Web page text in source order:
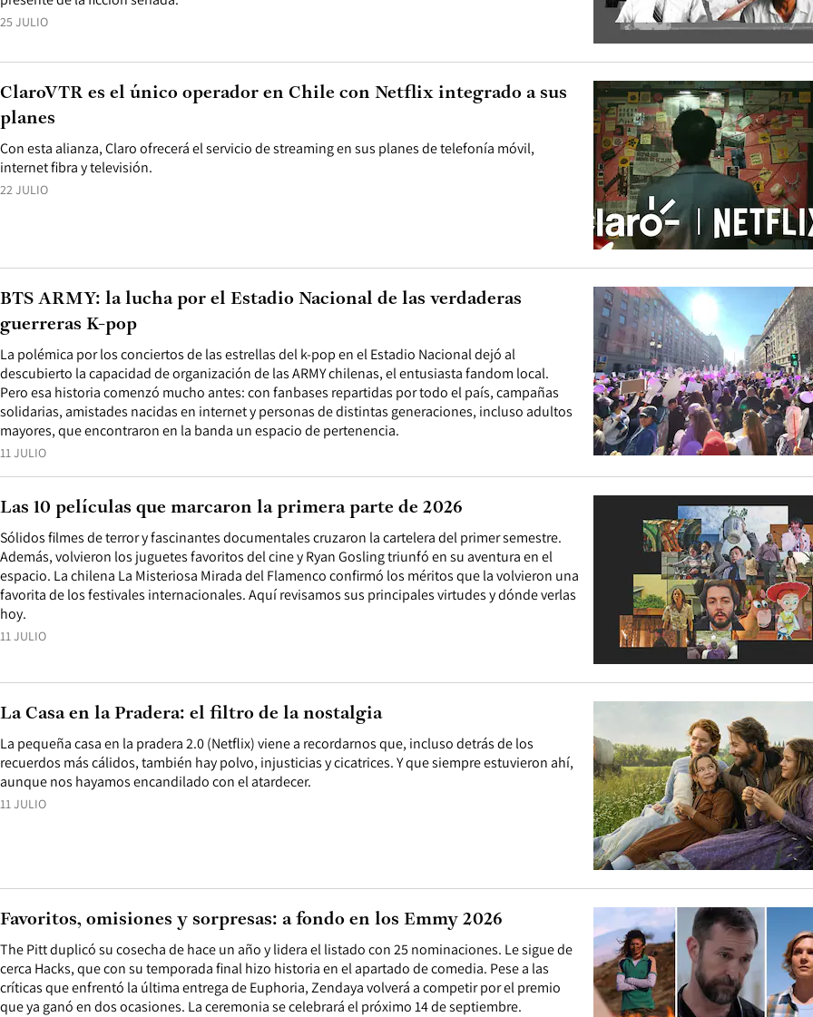
25 JULIO
22 JULIO
Con esta alianza, Claro ofrecerá el servicio de streaming en sus planes de telefonía móvil,
internet fibra y televisión.
​​Claro​VTR​ es el único operador en Chile con Netflix integrado a sus
planes
11 JULIO
La polémica por los conciertos de las estrellas del k-pop en el Estadio Nacional dejó al
descubierto la capacidad de organización de las ARMY chilenas, el entusiasta fandom local.
Pero esa historia comenzó mucho antes: con fanbases repartidas por todo el país, campañas
solidarias, amistades nacidas en internet y personas de distintas generaciones, incluso adultos
mayores, que encontraron en la banda un espacio de pertenencia.
BTS ARMY: la lucha por el Estadio Nacional de las verdaderas
guerreras K-pop
11 JULIO
Sólidos filmes de terror y fascinantes documentales cruzaron la cartelera del primer semestre.
Además, volvieron los juguetes favoritos del cine y Ryan Gosling triunfó en su aventura en el
espacio. La chilena La Misteriosa Mirada del Flamenco confirmó los méritos que la volvieron una
favorita de los festivales internacionales. Aquí revisamos sus principales virtudes y dónde verlas
hoy.
Las 10 películas que marcaron la primera parte de 2026
11 JULIO
La pequeña casa en la pradera 2.0 (Netflix) viene a recordarnos que, incluso detrás de los
recuerdos más cálidos, también hay polvo, injusticias y cicatrices. Y que siempre estuvieron ahí,
aunque nos hayamos encandilado con el atardecer.
La Casa en la Pradera: el filtro de la nostalgia
The Pitt duplicó su cosecha de hace un año y lidera el listado con 25 nominaciones. Le sigue de
cerca Hacks, que con su temporada final hizo historia en el apartado de comedia. Pese a las
críticas que enfrentó la última entrega de Euphoria, Zendaya volverá a competir por el premio
que ya ganó en dos ocasiones. La ceremonia se celebrará el próximo 14 de septiembre.
Favoritos, omisiones y sorpresas: a fondo en los Emmy 2026